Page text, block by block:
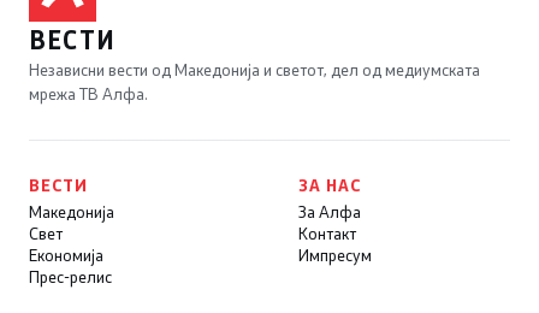
ВЕСТИ
Независни вести од Македонија и светот, дел од медиумската
мрежа ТВ Алфа.
ВЕСТИ
Македонија
Свет
Економија
Прес-релис
ЗА НАС
За Алфа
Контакт
Импресум